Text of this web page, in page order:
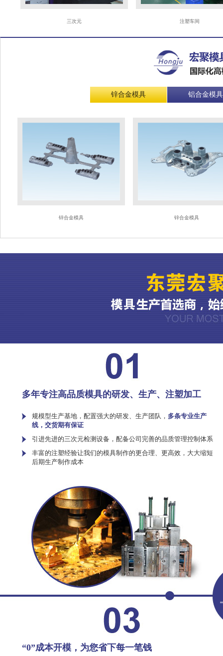
注塑车间
锌合金模具 铝合金模具
锌合金模具 锌合金模具
多年专注高品质模具的研发、生产、注塑加工
规模型生产基地，配置强大的研发、生产团队， 多条专业生产
线，交货期有保证
引进先进的三次元检测设备，配备公司完善的品质管理控制体系
丰富的注塑经验让我们的模具制作的更合理、更高效，大大缩短
后期生产制作成本
“0”成本开模，为您省下每一笔钱